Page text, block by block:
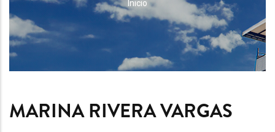
RUTA
DE
NAVEGACIÓN
Inicio
MARINA RIVERA VARGAS